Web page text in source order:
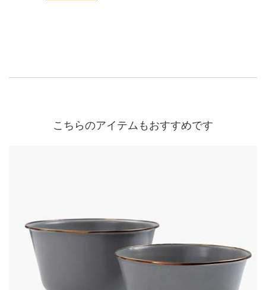
こちらのアイテムもおすすめです